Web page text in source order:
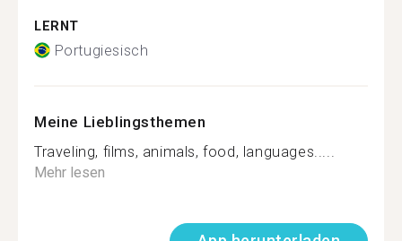
LERNT
Portugiesisch
Meine Lieblingsthemen
Traveling, films, animals, food, languages.....
Mehr lesen